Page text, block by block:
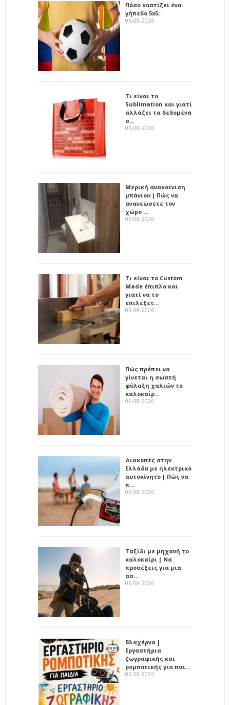
Πόσο κοστίζει ένα
γήπεδο 5x5;
06-08-2026
Τι είναι το
Sublimation και γιατί
αλλάζει τα δεδομένα
σ…
06-08-2026
Μερική ανακαίνιση
μπάνιου | Πώς να
ανανεώσετε τον
χώρο …
06-08-2026
Τι είναι το Custom
Made έπιπλο και
γιατί να το
επιλέξετ…
06-08-2026
Πώς πρέπει να
γίνεται η σωστή
φύλαξη χαλιών το
καλοκαίρ…
06-08-2026
Διακοπές στην
Ελλάδα με ηλεκτρικό
αυτοκίνητο | Πώς να
π…
06-08-2026
Ταξίδι με μηχανή το
καλοκαίρι | Να
προσέξεις για μια
ασ…
06-08-2026
Βλαχέρνα |
Εργαστήρια
ζωγραφικής και
ρομποτικής για παι…
06-08-2026